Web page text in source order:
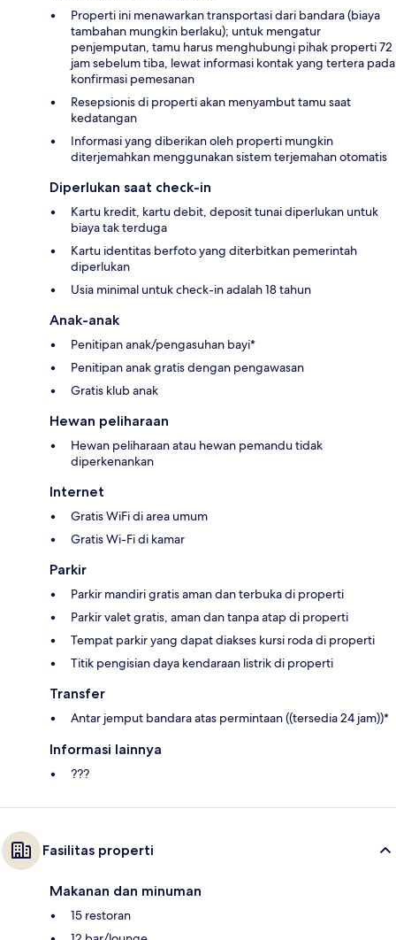
Properti ini menawarkan transportasi dari bandara (biaya
tambahan mungkin berlaku); untuk mengatur
penjemputan, tamu harus menghubungi pihak properti 72
jam sebelum tiba, lewat informasi kontak yang tertera pada
konfirmasi pemesanan
Resepsionis di properti akan menyambut tamu saat
kedatangan
Informasi yang diberikan oleh properti mungkin
diterjemahkan menggunakan sistem terjemahan otomatis
Diperlukan saat check-in
Kartu kredit, kartu debit, deposit tunai diperlukan untuk
biaya tak terduga
Kartu identitas berfoto yang diterbitkan pemerintah
diperlukan
Usia minimal untuk check-in adalah 18 tahun
Anak-anak
Penitipan anak/pengasuhan bayi*
Penitipan anak gratis dengan pengawasan
Gratis klub anak
Hewan peliharaan
Hewan peliharaan atau hewan pemandu tidak
diperkenankan
Internet
Gratis WiFi di area umum
Gratis Wi-Fi di kamar
Parkir
Parkir mandiri gratis aman dan terbuka di properti
Parkir valet gratis, aman dan tanpa atap di properti
Tempat parkir yang dapat diakses kursi roda di properti
Titik pengisian daya kendaraan listrik di properti
Transfer
Antar jemput bandara atas permintaan ((tersedia 24 jam))*
Informasi lainnya
???
Fasilitas properti
Makanan dan minuman
15 restoran